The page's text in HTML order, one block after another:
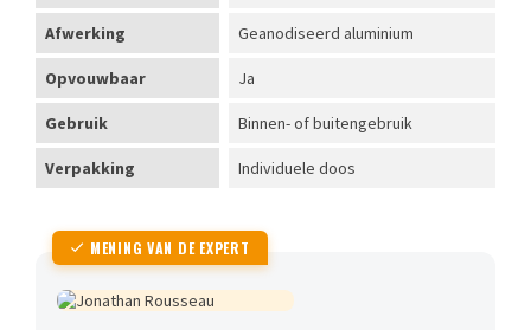
Afwerking Geanodiseerd aluminium
Opvouwbaar Ja
Gebruik Binnen- of buitengebruik
Verpakking Individuele doos
MENING VAN DE EXPERT